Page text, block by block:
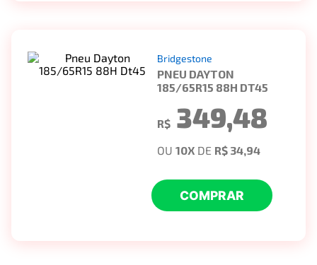
Bridgestone
PNEU DAYTON
185/65R15 88H DT45
R$ 349,48
OU 10XDE R$ 34,94
COMPRAR